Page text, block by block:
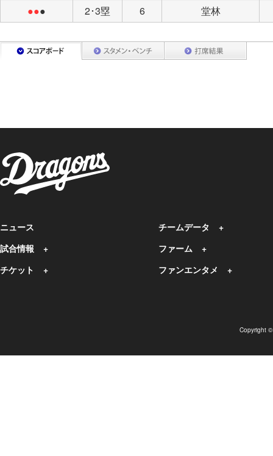
●●● 2･3塁 6 堂林
ニュース
試合情報
チケット
チームデータ
ファーム
ファンエンタメ
Copyright